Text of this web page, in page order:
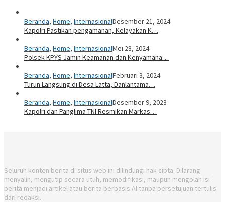
Beranda, Home, InternasionalDesember 21, 2024
Kapolri Pastikan pengamanan, Kelayakan K…
Beranda, Home, InternasionalMei 28, 2024
Polsek KPYS Jamin Keamanan dan Kenyamana…
Beranda, Home, InternasionalFebruari 3, 2024
Turun Langsung di Desa Latta, Danlantama…
Beranda, Home, InternasionalDesember 9, 2023
Kapolri dan Panglima TNI Resmikan Markas…
Seluruh konten berita di situs web ini dilindungi hak cipta. Dilarang
menyalin, mengutip secara utuh, memodifikasi, maupun mengolah isi
berita menjadi artikel atau berita berbasis AI tanpa persetujuan tertulis
dari redaksi.